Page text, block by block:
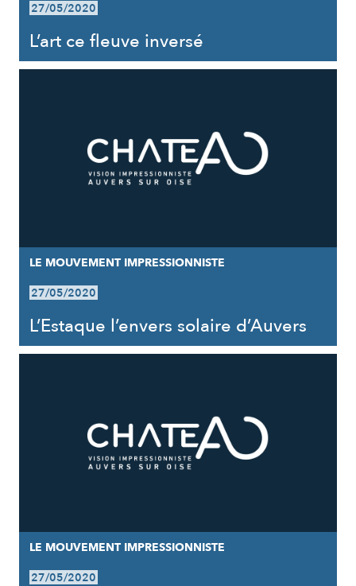
27/05/2020
L’art ce fleuve inversé
LE MOUVEMENT IMPRESSIONNISTE
27/05/2020
L’Estaque l’envers solaire d’Auvers
LE MOUVEMENT IMPRESSIONNISTE
27/05/2020